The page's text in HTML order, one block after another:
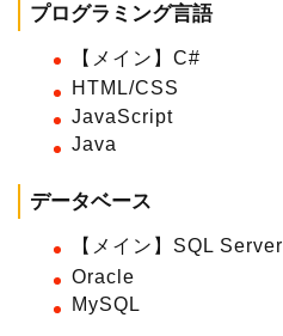
プログラミング言語
【メイン】C#
HTML/CSS
JavaScript
Java
データベース
【メイン】SQL Server
Oracle
MySQL